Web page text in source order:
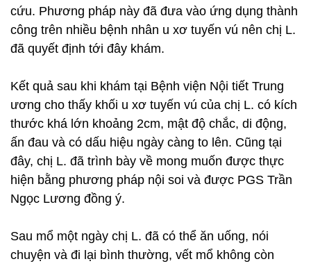
cứu. Phương pháp này đã đưa vào ứng dụng thành
công trên nhiều bệnh nhân u xơ tuyến vú nên chị L.
đã quyết định tới đây khám.
Kết quả sau khi khám tại Bệnh viện Nội tiết Trung
ương cho thấy khối u xơ tuyến vú của chị L. có kích
thước khá lớn khoảng 2cm, mật độ chắc, di động,
ấn đau và có dấu hiệu ngày càng to lên. Cũng tại
đây, chị L. đã trình bày về mong muốn được thực
hiện bằng phương pháp nội soi và được PGS Trần
Ngọc Lương đồng ý.
Sau mổ một ngày chị L. đã có thể ăn uống, nói
chuyện và đi lại bình thường, vết mổ không còn